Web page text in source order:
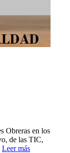
Obreras en los
de las TIC,
Leer más